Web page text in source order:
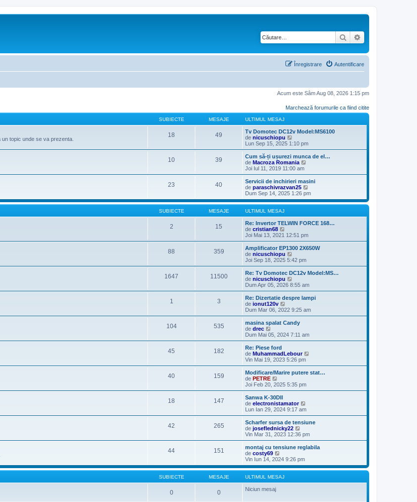
Căutare
Autentificare
Înregistrare
Acum este Sâm Aug 08, 2026 1:15 pm
Marchează forumurile ca fiind citite
SUBIECTE MESAJE ULTIMUL MESAJ
topic unde se va prezenta.
18 49
Tv Domotec DC12v Model:MS6100
de nicuschiopu
e
z
i
u
l
m
u
l
m
a
j
Lun Sep 15, 2025 1:10 pm
10 39
Cum să-ți ușurezi munca de el…
de Macroza Romania
z
i
u
l
i
u
l
e
a
j
Joi Iul 11, 2019 11:00 am
23 40
Servicii de inchirieri masini
de paraschivrazvan25
e
z
i
l
t
u
l
a
j
Dum Sep 14, 2025 1:26 pm
SUBIECTE MESAJE ULTIMUL MESAJ
2 15
Re: Invertor TELWIN FORCE 168…
de cristian68
e
z
i
u
l
m
u
l
e
a
j
Joi Mai 13, 2021 12:51 pm
88 359
Amplificator EP1300 2X650W
de nicuschiopu
e
z
i
l
m
u
l
e
a
j
Joi Sep 18, 2025 5:42 pm
1647 11500
Re: Tv Domotec DC12v Model:MS…
de nicuschiopu
e
z
i
u
l
m
u
s
a
j
Dum Apr 05, 2026 8:55 am
1 3
Re: Dizertatie despre lampi
de ionut120v
e
z
i
l
m
u
l
e
a
j
Dum Mar 06, 2022 9:25 am
104 535
masina spalat Candy
de drec
e
z
i
u
m
u
l
e
s
a
j
Dum Mai 05, 2024 7:11 am
45 182
Re: Piese ford
de MuhammadLebour
z
i
e
a
j
Vin Mai 19, 2023 5:26 pm
40 159
Modificare/Marire putere stat…
de PETRE
e
z
i
u
l
m
u
l
e
s
a
j
Joi Feb 20, 2025 5:35 pm
18 147
Sanwa K-30DII
de electronistamator
e
z
i
l
i
m
m
Lun Ian 29, 2024 9:17 am
42 265
Scharfer sursa de tensiune
de joseflednicky22
e
z
i
u
l
i
u
Vin Mar 31, 2023 12:36 pm
44 151
montaj cu tensiune reglabila
de costy69
e
z
i
u
l
Vin Iun 14, 2024 9:26 pm
SUBIECTE MESAJE ULTIMUL MESAJ
0 0 Niciun mesaj